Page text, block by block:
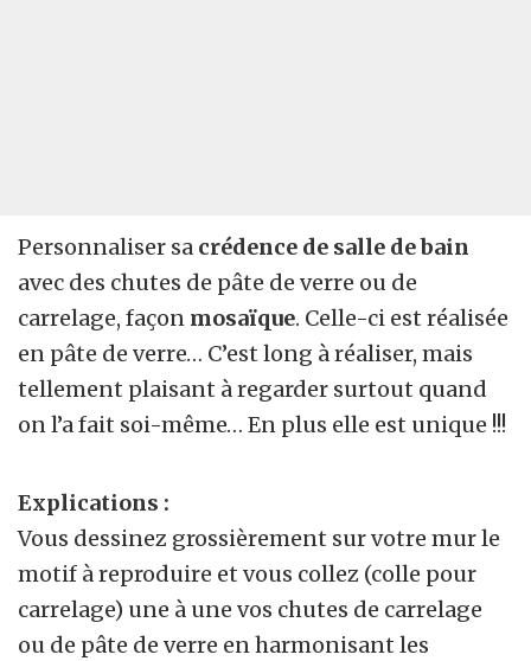
Personnaliser sa crédence de salle de bain
avec des chutes de pâte de verre ou de
carrelage, façon mosaïque. Celle-ci est réalisée
en pâte de verre… C’est long à réaliser, mais
tellement plaisant à regarder surtout quand
on l’a fait soi-même… En plus elle est unique !!!
Explications :
Vous dessinez grossièrement sur votre mur le
motif à reproduire et vous collez (colle pour
carrelage) une à une vos chutes de carrelage
ou de pâte de verre en harmonisant les